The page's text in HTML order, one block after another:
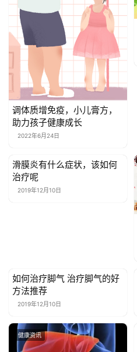
关
于
我
们
联
系
我
们
调体质增免疫，小儿膏方，
助力孩子健康成长
2022年6月24日
健康资讯
滑膜炎有什么症状，该如何
治疗呢
2019年12月10日
健康资讯
如何治疗脚气 治疗脚气的好
方法推荐
2019年12月10日
健康资讯